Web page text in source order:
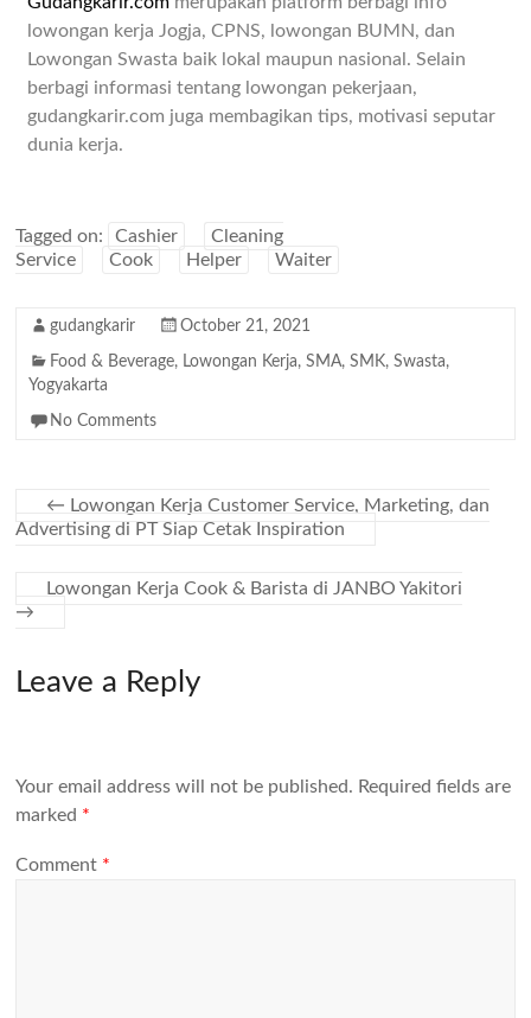
lowongan kerja Jogja, CPNS, lowongan BUMN, dan
Lowongan Swasta baik lokal maupun nasional. Selain
berbagi informasi tentang lowongan pekerjaan,
gudangkarir.com juga membagikan tips, motivasi seputar
dunia kerja.
Tagged on: Cashier
Cleaning
Service
Cook Helper Waiter
gudangkarir October 21, 2021
Food & Beverage, Lowongan Kerja,SMA,SMK,Swasta,
Yogyakarta
No Comments
← Lowongan Kerja Customer Service, Marketing, dan
Advertising di PT Siap Cetak Inspiration
Lowongan Kerja Cook & Barista di JANBO Yakitori
→
Leave a Reply
Your email address will not be published. Required fields are
marked *
Comment *